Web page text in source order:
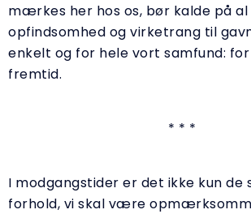
mærkes her hos os, bør kalde på
opfindsomhed og virketrang til
enkelt og for hele vort samfund:
fremtid.
* * *
I modgangstider er det ikke kun de
forhold, vi skal være